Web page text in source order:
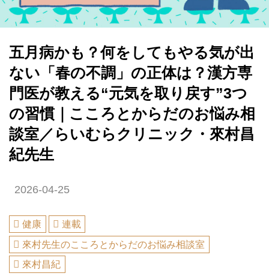
五月病かも？何をしてもやる気が出
ない「春の不調」の正体は？漢方専
門医が教える“元気を取り戻す”3つ
の習慣｜こころとからだのお悩み相
談室／らいむらクリニック・來村昌
紀先生
2026-04-25
健康
連載
來村先生のこころとからだのお悩み相談室
來村昌紀